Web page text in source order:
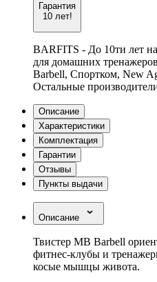
Гарантия
10 лет!
BARFITS - До 10ти лет
для домашних
Barbell, Спортком, New
Остальные
Описание
Характеристики
Комплектация
Гарантии
Отзывы
Пункты выдачи
Описание
Твистер MB Barbell
фитнес-клубы и
косые мышцы живота.